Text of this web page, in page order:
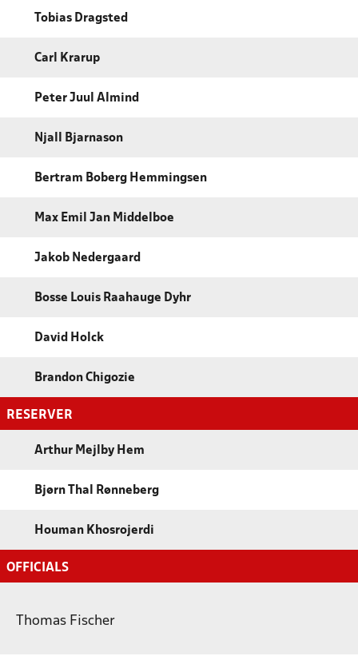
Tobias Dragsted
Carl Krarup
Peter Juul Almind
Njall Bjarnason
Bertram Boberg Hemmingsen
Max Emil Jan Middelboe
Jakob Nedergaard
Bosse Louis Raahauge Dyhr
David Holck
Brandon Chigozie
RESERVER
Arthur Mejlby Hem
Bjørn Thal Rønneberg
Houman Khosrojerdi
OFFICIALS
Thomas Fischer